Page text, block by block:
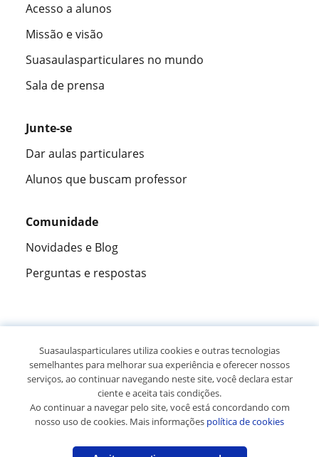
Acesso a alunos
Missão e visão
Suasaulasparticulares no mundo
Sala de prensa
Junte-se
Dar aulas particulares
Alunos que buscam professor
Comunidade
Novidades e Blog
Perguntas e respostas
305826opiniões de alunos
© 2007 - 2026 Suas aulas particulares
Mapa do site:Professores particulares
Suasaulasparticulares utiliza cookies e outras tecnologias
semelhantes para melhorar sua experiência e oferecer nossos
serviços, ao continuar navegando neste site, você declara estar
ciente e aceita tais condições.
Ao continuar a navegar pelo site, você está concordando com
nosso uso de cookies. Mais informações política de cookies